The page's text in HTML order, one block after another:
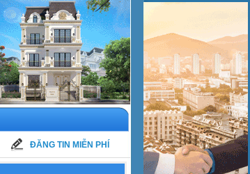
ĐĂNG TIN MIỄN PHÍ